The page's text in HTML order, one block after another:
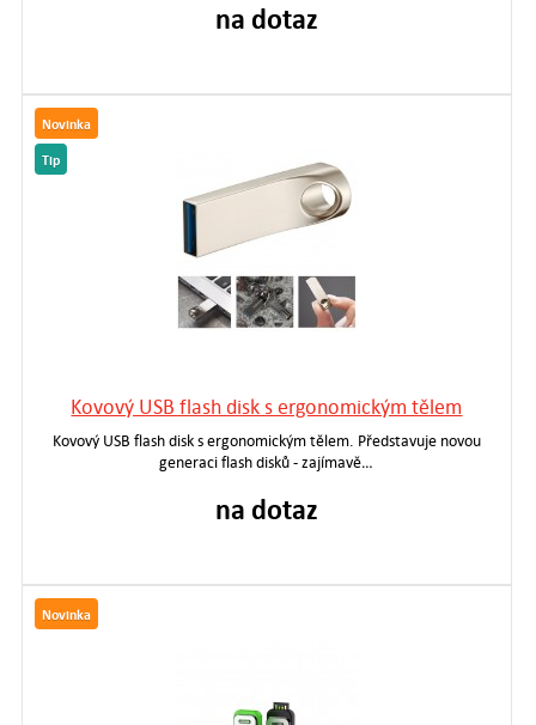
na dotaz
Novinka
Tip
Kovový USB flash disk s ergonomickým tělem
Kovový USB flash disk s ergonomickým tělem. Představuje novou
generaci flash disků - zajímavě…
na dotaz
Novinka